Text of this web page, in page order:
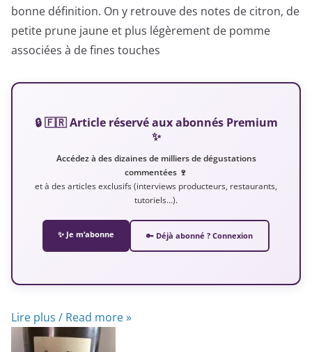
bonne définition. On y retrouve des notes de citron, de
petite prune jaune et plus légèrement de pomme
associées à de fines touches
🔒 🇫🇷 Article réservé aux abonnés Premium
✨
Accédez à des dizaines de milliers de dégustations
commentées 🍷
et à des articles exclusifs (interviews producteurs, restaurants,
tutoriels…).
✨ Je m’abonne 🔑 Déjà abonné ? Connexion
Lire plus / Read more »